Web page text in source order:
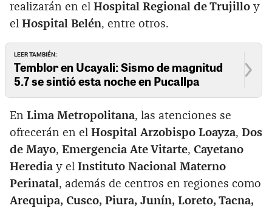
realizarán en el Hospital Regional de Trujillo y
el Hospital Belén, entre otros.
LEER TAMBIÉN:
Temblor en Ucayali: Sismo de magnitud
5.7 se sintió esta noche en Pucallpa
En Lima Metropolitana, las atenciones se
ofrecerán en el Hospital Arzobispo Loayza, Dos
de Mayo, Emergencia Ate Vitarte, Cayetano
Heredia y el Instituto Nacional Materno
Perinatal , además de centros en regiones como
Arequipa, Cusco, Piura, Junín, Loreto, Tacna,